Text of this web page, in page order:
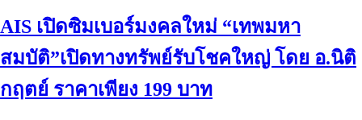
AIS เปิดซิมเบอร์มงคลใหม่ “เทพมหา
สมบัติ”เปิดทางทรัพย์รับโชคใหญ่ โดย อ.นิติ
กฤตย์ ราคาเพียง 199 บาท